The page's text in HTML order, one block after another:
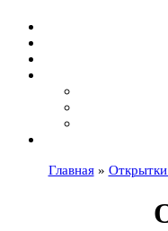
Главная» Открытки